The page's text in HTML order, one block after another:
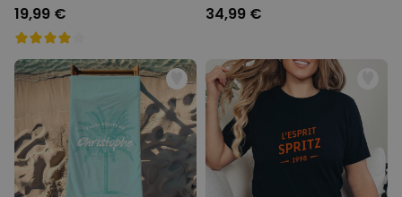
vacances
19,99 € 34,99 €